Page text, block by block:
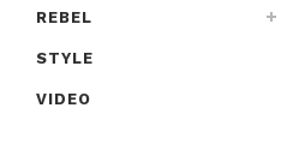
REBEL
STYLE
VIDEO